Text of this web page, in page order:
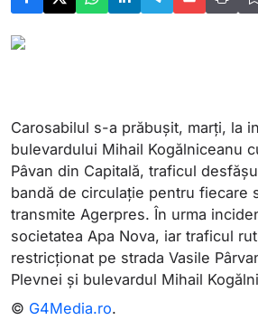
Carosabilul s-a prăbuşit, marţi, la
bulevardului Mihail Kogălniceanu
Pâvan din Capitală, traficul
bandă de circulaţie pentru fiecare
transmite Agerpres. În urma
societatea Apa Nova, iar traficul
restricţionat pe strada Vasile
Plevnei şi bulevardul Mihail
© G4Media.ro.